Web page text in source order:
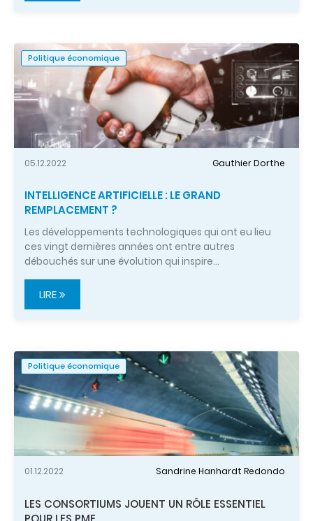
Politique économique
05.12.2022 Gauthier Dorthe
INTELLIGENCE ARTIFICIELLE : LE GRAND
REMPLACEMENT ?
Les développements technologiques qui ont eu lieu
ces vingt dernières années ont entre autres
débouchés sur une évolution qui inspire…
LIRE
Politique économique
01.12.2022 Sandrine Hanhardt Redondo
LES CONSORTIUMS JOUENT UN RÔLE ESSENTIEL